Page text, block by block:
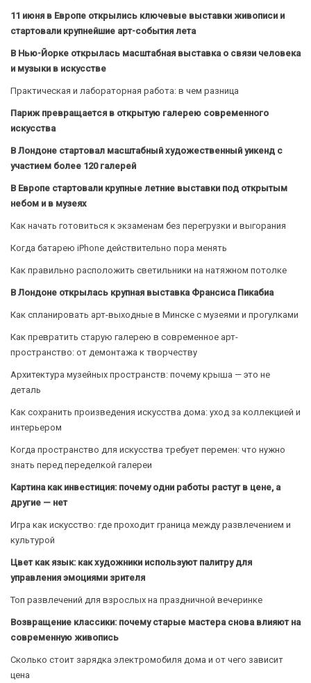
11 июня в Европе открылись ключевые выставки живописи и
стартовали крупнейшие арт-события лета
В Нью-Йорке открылась масштабная выставка о связи человека
и музыки в искусстве
Практическая и лабораторная работа: в чем разница
Париж превращается в открытую галерею современного
искусства
В Лондоне стартовал масштабный художественный уикенд с
участием более 120 галерей
В Европе стартовали крупные летние выставки под открытым
небом и в музеях
Как начать готовиться к экзаменам без перегрузки и выгорания
Когда батарею iPhone действительно пора менять
Как правильно расположить светильники на натяжном потолке
В Лондоне открылась крупная выставка Франсиса Пикабиа
Как спланировать арт-выходные в Минске с музеями и прогулками
Как превратить старую галерею в современное арт-
пространство: от демонтажа к творчеству
Архитектура музейных пространств: почему крыша — это не
деталь
Как сохранить произведения искусства дома: уход за коллекцией и
интерьером
Когда пространство для искусства требует перемен: что нужно
знать перед переделкой галереи
Картина как инвестиция: почему одни работы растут в цене, а
другие — нет
Игра как искусство: где проходит граница между развлечением и
культурой
Цвет как язык: как художники используют палитру для
управления эмоциями зрителя
Топ развлечений для взрослых на праздничной вечеринке
Возвращение классики: почему старые мастера снова влияют на
современную живопись
Сколько стоит зарядка электромобиля дома и от чего зависит
цена